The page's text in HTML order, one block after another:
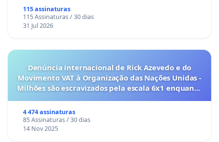
115 assinaturas
115 Assinaturas / 30 dias
31 Jul 2026
Denúncia internacional de Rick Azevedo e do
Movimento VAT à Organização das Nações Unidas -
Milhões são escravizados pela escala 6x1 enquanto
4 474 assinaturas
85 Assinaturas / 30 dias
14 Nov 2025